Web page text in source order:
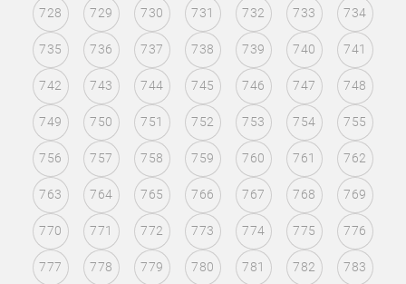
728 729 730 731 732 733 734
735 736 737 738 739 740 741
742 743 744 745 746 747 748
749 750 751 752 753 754 755
756 757 758 759 760 761 762
763 764 765 766 767 768 769
770 771 772 773 774 775 776
777 778 779 780 781 782 783